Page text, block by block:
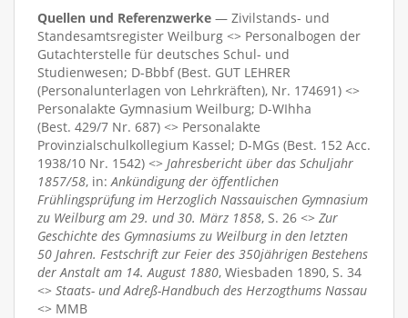
Quellen und Referenzwerke — Zivilstands- und
Standesamtsregister Weilburg <> Personalbogen der
Gutachterstelle für deutsches Schul- und
Studienwesen; D-Bbbf (Best. GUT LEHRER
(Personalunterlagen von Lehrkräften), Nr. 174691) <>
Personalakte Gymnasium Weilburg; D-WIhha
(Best. 429/7 Nr. 687) <> Personalakte
Provinzialschulkollegium Kassel; D-MGs (Best. 152 Acc.
1938/10 Nr. 1542) <> Jahresbericht über das Schuljahr
1857/58, in: Ankündigung der öffentlichen
Frühlingsprüfung im Herzoglich Nassauischen Gymnasium
zu Weilburg am 29. und 30. März 1858, S. 26 <> Zur
Geschichte des Gymnasiums zu Weilburg in den letzten
50 Jahren. Festschrift zur Feier des 350jährigen Bestehens
der Anstalt am 14. August 1880, Wiesbaden 1890, S. 34
<> Staats- und Adreß-Handbuch des Herzogthums Nassau
<> MMB